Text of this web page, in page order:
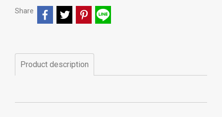
Share
Product description